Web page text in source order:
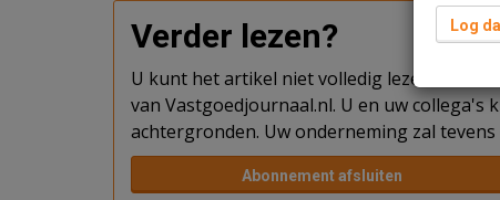
Verder lezen?
U kunt het artikel niet volledig lezen omdat
van Vastgoedjournaal.nl. U en uw
achtergronden. Uw onderneming zal
Abonnement afsluiten
Log